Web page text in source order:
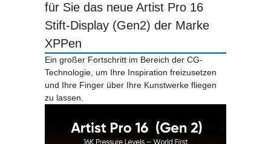
für Sie das neue Artist Pro 16
Stift-Display (Gen2) der Marke
XPPen
Ein großer Fortschritt im Bereich der CG-
Technologie, um Ihre Inspiration freizusetzen
und Ihre Finger über Ihre Kunstwerke fliegen
zu lassen.